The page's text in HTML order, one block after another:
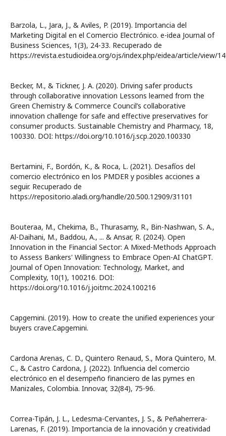
Barzola, L., Jara, J., & Aviles, P. (2019). Importancia del
Marketing Digital en el Comercio Electrónico. e-idea Journal of
Business Sciences, 1(3), 24-33. Recuperado de
https://revista.estudioidea.org/ojs/index.php/eidea/article/view/14
Becker, M., & Tickner, J. A. (2020). Driving safer products
through collaborative innovation Lessons learned from the
Green Chemistry & Commerce Council’s collaborative
innovation challenge for safe and effective preservatives for
consumer products. Sustainable Chemistry and Pharmacy, 18,
100330. DOI: https://doi.org/10.1016/j.scp.2020.100330
Bertamini, F., Bordón, K., & Roca, L. (2021). Desafíos del
comercio electrónico en los PMDER y posibles acciones a
seguir. Recuperado de
https://repositorio.aladi.org/handle/20.500.12909/31101
Bouteraa, M., Chekima, B., Thurasamy, R., Bin-Nashwan, S. A.,
Al-Daihani, M., Baddou, A., ... & Ansar, R. (2024). Open
Innovation in the Financial Sector: A Mixed-Methods Approach
to Assess Bankers' Willingness to Embrace Open-AI ChatGPT.
Journal of Open Innovation: Technology, Market, and
Complexity, 10(1), 100216. DOI:
https://doi.org/10.1016/j.joitmc.2024.100216
Capgemini. (2019). How to create the unified experiences your
buyers crave.Capgemini.
Cardona Arenas, C. D., Quintero Renaud, S., Mora Quintero, M.
C., & Castro Cardona, J. (2022). Influencia del comercio
electrónico en el desempeño financiero de las pymes en
Manizales, Colombia. Innovar, 32(84), 75-96.
Correa-Tipán, J. L., Ledesma-Cervantes, J. S., & Peñaherrera-
Larenas, F. (2019). Importancia de la innovación y creatividad